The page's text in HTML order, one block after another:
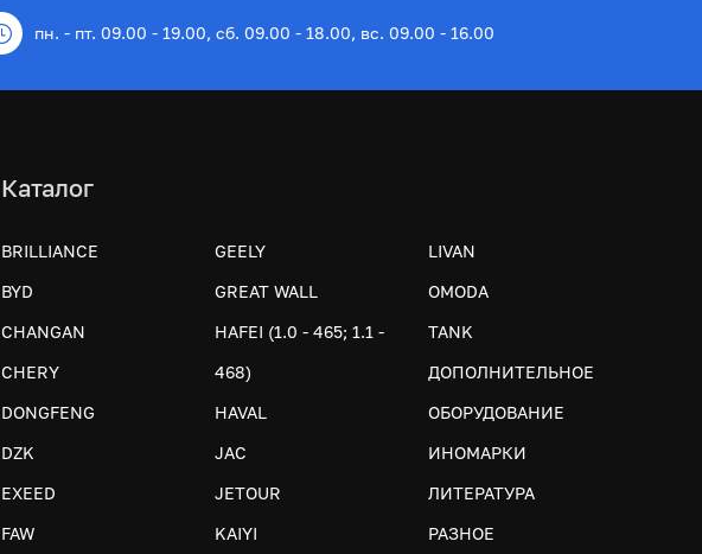
пн. - пт. 09.00 - 19.00, сб. 09.00 - 18.00, вс. 09.00 - 16.00
Каталог
BRILLIANCE
BYD
CHANGAN
CHERY
DONGFENG
DZK
EXEED
FAW
GEELY
GREAT WALL
HAFEI (1.0 - 465; 1.1 -
468)
HAVAL
JAC
JETOUR
KAIYI
LIVAN
OMODA
TANK
ДОПОЛНИТЕЛЬНОЕ
ОБОРУДОВАНИЕ
ИНОМАРКИ
ЛИТЕРАТУРА
РАЗНОЕ